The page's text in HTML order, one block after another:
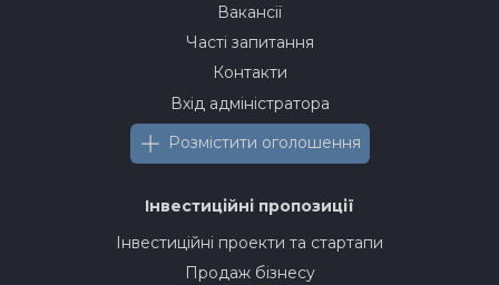
Вакансії
Часті запитання
Контакти
Вхід адміністратора
Розмістити оголошення
Інвестиційні пропозиції
Інвестиційні проекти та стартапи
Продаж бізнесу